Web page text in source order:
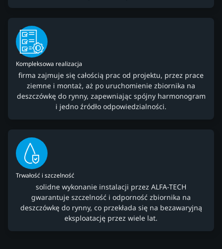
Kompleksowa realizacja
firma zajmuje się całością prac od projektu, przez prace
ziemne i montaż, aż po uruchomienie zbiornika na
deszczówkę do rynny, zapewniając spójny harmonogram
i jedno źródło odpowiedzialności.
Trwałość i szczelność
solidne wykonanie instalacji przez ALFA-TECH
gwarantuje szczelność i odporność zbiornika na
deszczówkę do rynny, co przekłada się na bezawaryjną
eksploatację przez wiele lat.